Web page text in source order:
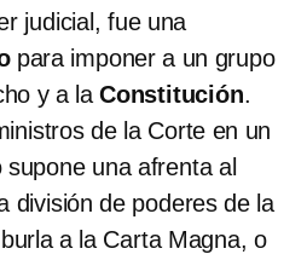
judicial, fue una
para imponer a un grupo
y a laConstitución.
de la Corte en un
una afrenta al
división de poderes de la
a la Carta Magna, o